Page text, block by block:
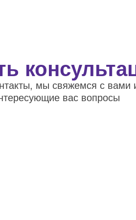
мы свяжемся с вами
вас вопросы